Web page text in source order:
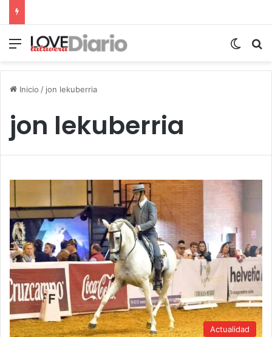
Menú
Inicio / jon lekuberria
jon lekuberria
Actualidad